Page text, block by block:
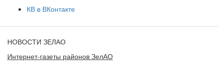
КВ в ВКонтакте
НОВОСТИ ЗЕЛАО
Интернет-газеты районов ЗелАО